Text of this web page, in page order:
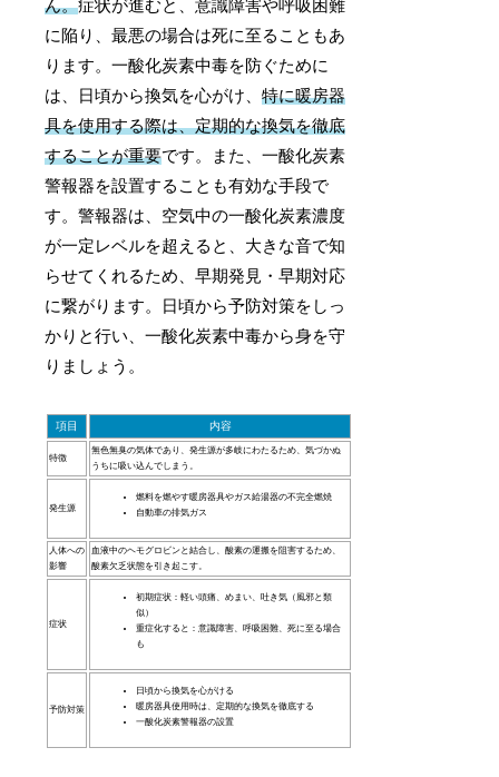
ん。症状が進むと、意識障害や呼吸困難
に陥り、最悪の場合は死に至ることもあ
ります。一酸化炭素中毒を防ぐために
は、日頃から換気を心がけ、特に暖房器
具を使用する際は、定期的な換気を徹底
することが重要です。また、一酸化炭素
警報器を設置することも有効な手段で
す。警報器は、空気中の一酸化炭素濃度
が一定レベルを超えると、大きな音で知
らせてくれるため、早期発見・早期対応
に繋がります。日頃から予防対策をしっ
かりと行い、一酸化炭素中毒から身を守
りましょう。
項目 内容
特徴
無色無臭の気体であり、発生源が多岐にわたるため、気づかぬ
うちに吸い込んでしまう。
発生源
燃料を燃やす暖房器具やガス給湯器の不完全燃焼
自動車の排気ガス
人体への
影響
血液中のヘモグロビンと結合し、酸素の運搬を阻害するため、
酸素欠乏状態を引き起こす。
症状
初期症状：軽い頭痛、めまい、吐き気（風邪と類
似）
重症化すると：意識障害、呼吸困難、死に至る場合
も
予防対策
日頃から換気を心がける
暖房器具使用時は、定期的な換気を徹底する
一酸化炭素警報器の設置